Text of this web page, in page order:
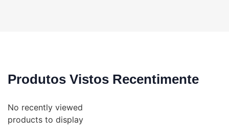
Produtos Vistos Recentimente
No recently viewed
products to display